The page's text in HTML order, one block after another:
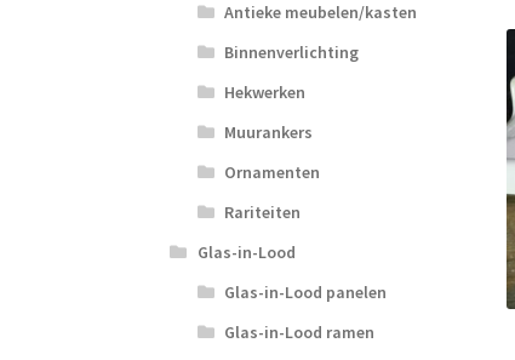
Antieke meubelen/kasten
Binnenverlichting
Hekwerken
Muurankers
Ornamenten
Rariteiten
Glas-in-Lood
Glas-in-Lood panelen
Glas-in-Lood ramen